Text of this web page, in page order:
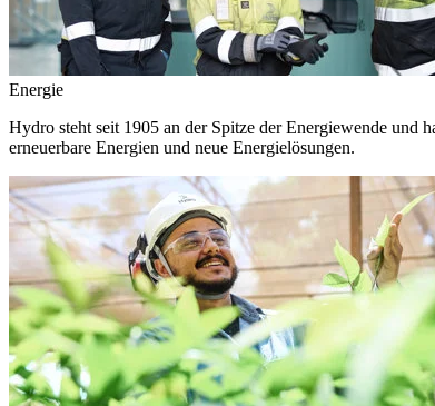
Energie
Hydro steht seit 1905 an der Spitze der Energiewende und
erneuerbare Energien und neue Energielösungen.